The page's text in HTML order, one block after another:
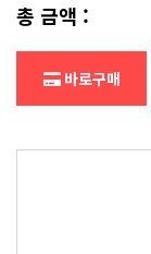
총 금액 :
바로구매